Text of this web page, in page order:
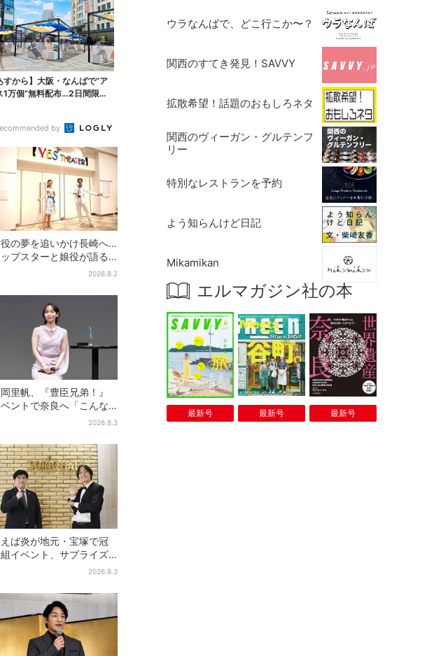
すから】大阪・なんばで“ア
1万個”無料配布…2日間限定
by
の夢を追いかけ長崎へ…
ップスターと娘役が語る
ハウステンボス歌劇団」
2026.8.2
里帆、『豊臣兄弟！』
ントで奈良へ「こんな
楽しんでもらえてうれし
2026.8.3
ば炎が地元・宝塚で冠
イベント、サプライズ
会場騒然「まさか本人が
2026.8.3
ウラなんばで、どこ行こか〜？
関西のすてき発見！SAVVY
拡散希望！話題のおもしろネタ
関西のヴィーガン・グルテンフ
リー
特別なレストランを予約
よう知らんけど日記
Mikamikan
エルマガジン社の本
最新号 最新号 最新号